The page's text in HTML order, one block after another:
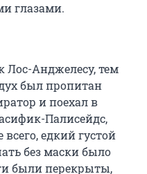
глазами.
Лос-Анджелесу, тем
был пропитан
и поехал в
Палисейдс,
едкий густой
без маски было
были перекрыты,